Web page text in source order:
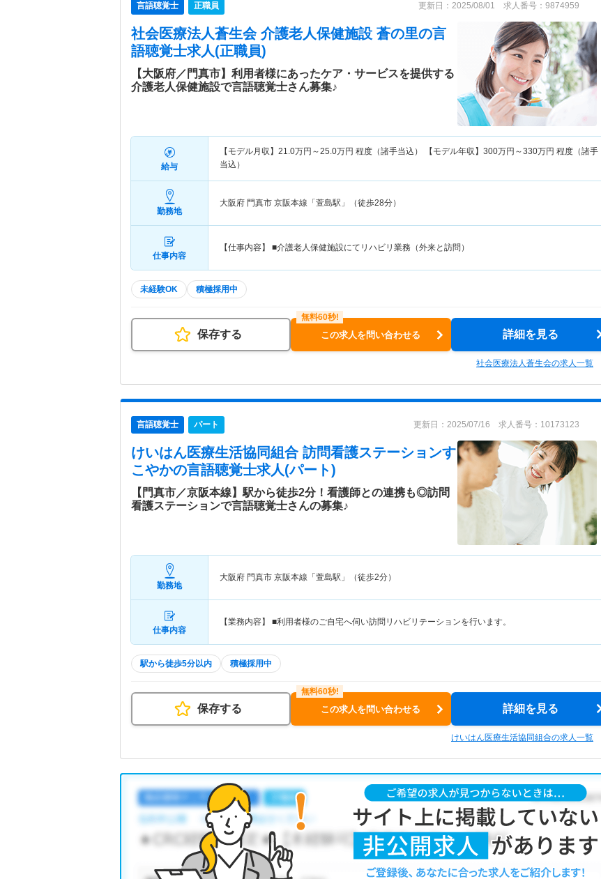
言語聴覚士 正職員 更新日：2025/08/01 求人番号：9874959
社会医療法人蒼生会 介護老人保健施設 蒼の里の言
語聴覚士求人(正職員)
【大阪府／門真市】利用者様にあったケア・サービスを提供する
介護老人保健施設で言語聴覚士さん募集♪
給与
【モデル月収】 21.0万円～25.0万円 程度（諸手当込） 【モデル年収】 300万円～330万円 程度（諸手
当込）
勤務地
大阪府 門真市 京阪本線「萱島駅」（徒歩28分）
仕事内容
【仕事内容】 ■介護老人保健施設にてリハビリ業務（外来と訪問）
未経験OK 積極採用中
保存する この求人を問い合わせる 詳細を見る
社会医療法人蒼生会の求人一覧
言語聴覚士 パート 更新日：2025/07/16 求人番号：10173123
けいはん医療生活協同組合 訪問看護ステーションす
こやかの言語聴覚士求人(パート)
【門真市／京阪本線】駅から徒歩2分！看護師との連携も◎訪問
看護ステーションで言語聴覚士さんの募集♪
勤務地
大阪府 門真市 京阪本線「萱島駅」（徒歩2分）
仕事内容
【業務内容】 ■利用者様のご自宅へ伺い訪問リハビリテーションを行います。
駅から徒歩5分以内 積極採用中
保存する この求人を問い合わせる 詳細を見る
けいはん医療生活協同組合の求人一覧